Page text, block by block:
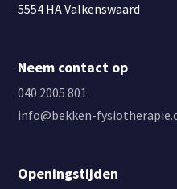
5554 HA Valkenswaard
Neem contact op
040 2005 801
info@bekken-
Openingstijden